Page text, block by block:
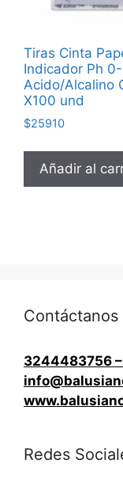
Tiras Cinta
Indicador Ph
Acido/Alcalino
X100 und
$25910
Añadir al
Contáctanos
3244483756
Redes